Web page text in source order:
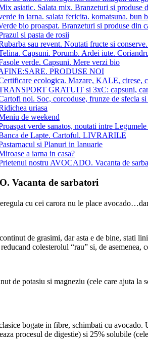
asiatic. Salata mix. Branzeturi si produse
in iarna. salata fericita. komatsuna. bun
bio proaspat. Branzeturi si produse din
si pasta de rosii
sau revent. Noutati fructe si
Capsuni. Porumb. Ardei iute.
verde. Capsuni. Mere verzi bio
PRODUSE NOI
ecologica. Mazare, KALE, cirese,
GRATUIT si 3xC: capsuni,
noi. Soc, corcoduse, frunze de sfecla
uriasa
de weekend
verde sanatos, noutati intre
de Lapte. Cartoful. LIVRARILE
si Planuri in Ianuarie
a iarna in casa?
nostru AVOCADO. Vacanta de
Vacanta de sarbatori
cu cei carora nu le place
de grasimi, dar asta e de bine, stati
colesterolul “rau” si, de asemenea,
de potasiu si magneziu (cele care ajuta
bogate in fibre, schimbati cu
procesul de digestie) si 25% solubile